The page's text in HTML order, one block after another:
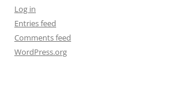
Log in
Entries feed
Comments feed
WordPress.org